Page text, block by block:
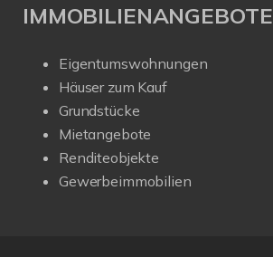
IMMOBILIENANGEBOTE
Eigentumswohnungen
Häuser zum Kauf
Grundstücke
Mietangebote
Renditeobjekte
Gewerbeimmobilien